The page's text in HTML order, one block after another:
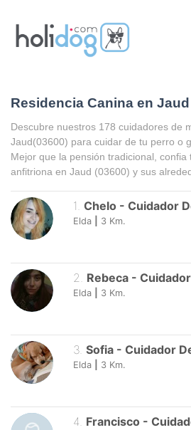
Residencia Canina en Jaud
Descubre nuestros 178 cuidadores de
Jaud(03600) para cuidar de tu perro o
Mejor que la pensión tradicional, confia
anfitriona en Jaud (03600) y sus
1 Chelo - Cuidador
Elda 3 Km.
2. Rebeca -
Elda 3 Km.
3. Sofia - Cuidador
Elda 3 Km.
4. Francisco -